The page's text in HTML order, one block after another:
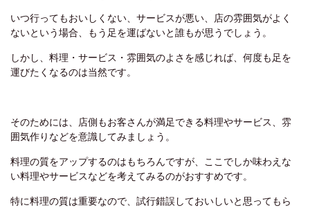
いつ行ってもおいしくない、サービスが悪い、店の雰囲気がよく
ないという場合、もう足を運ばないと誰もが思うでしょう。
しかし、料理・サービス・雰囲気のよさを感じれば、何度も足を
運びたくなるのは当然です。
そのためには、店側もお客さんが満足できる料理やサービス、雰
囲気作りなどを意識してみましょう。
料理の質をアップするのはもちろんですが、ここでしか味わえな
い料理やサービスなどを考えてみるのがおすすめです。
特に料理の質は重要なので、試行錯誤しておいしいと思ってもら